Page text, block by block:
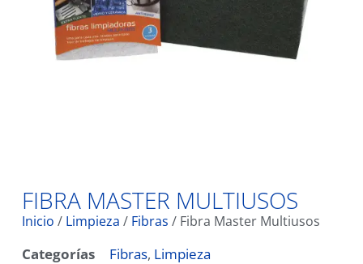
FIBRA MASTER MULTIUSOS
Inicio / Limpieza / Fibras / Fibra Master Multiusos
Categorías Fibras, Limpieza